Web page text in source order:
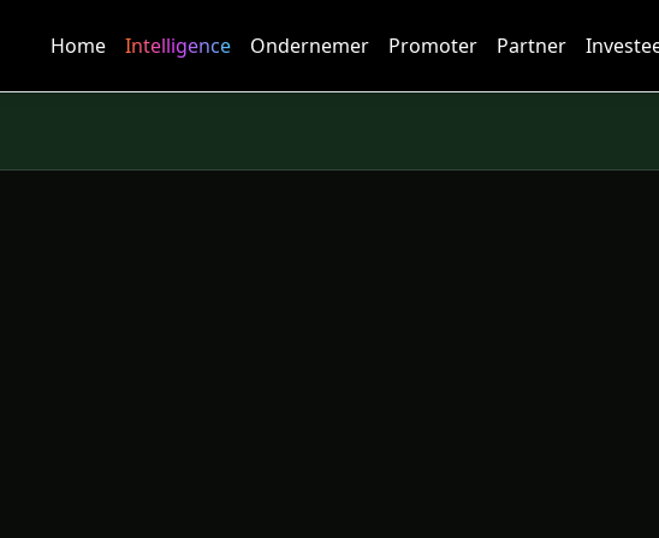
Home Intelligence Ondernemer Promoter Partner